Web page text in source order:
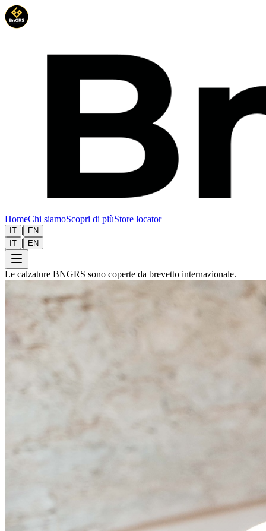
HomeChi siamoScopri di piùStore locator
IT |
EN
IT | EN
Le calzature BNGRS sono coperte da brevetto internazionale.